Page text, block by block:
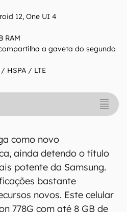
12, One UI 4
RAM
a gaveta do segundo
HSPA / LTE
como novo
ainda detendo o título
potente da Samsung.
bastante
novos. Este celular
778G com até 8 GB de
esforço constante para
as
em mente que
podem variar entre
oficial do fabricante ou
o produto para
detalhadas e
não se responsabiliza
omissões, ou mesmo